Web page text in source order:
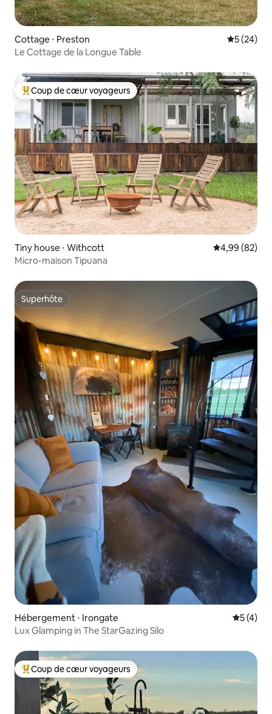
Cottage ⋅ Preston
5 (24)
Le Cottage de la Longue Table
Coups de cœur voyageurs les plus appréciés
Coup de cœur voyageurs
Tiny house ⋅ Withcott Évaluation
4,99 (82)
Micro-maison Tipuana
Superhôte
Superhôte
Hébergement ⋅ Irongate
5 (4)
Lux Glamping in The StarGazing Silo
Coups de cœur voyageurs les plus appréciés
Coup de cœur voyageurs